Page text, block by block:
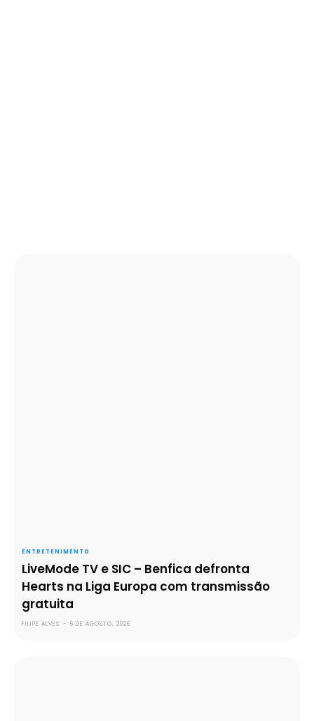
ENTRETENIMENTO
LiveMode TV e SIC – Benfica defronta
Hearts na Liga Europa com transmissão
gratuita
FILIPE ALVES - 6 DE AGOSTO, 2026